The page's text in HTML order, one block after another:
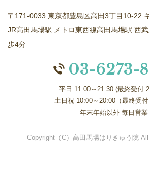
〒171-0033 東京都豊島区高田3丁目10-22
JR高田馬場駅 メトロ東西線高田馬場駅 西
歩4分
03-6273-
平日 11:00～21:30 (最終受付
土日祝 10:00～20:00（最終受付
年末年始以外 毎日営業
Copyright（C）高田馬場はりきゅう院